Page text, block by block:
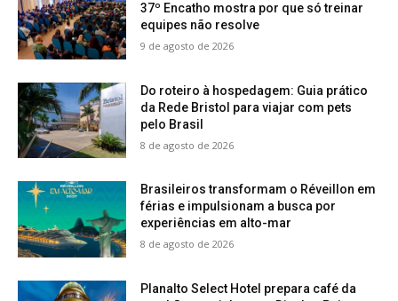
37º Encatho mostra por que só treinar
equipes não resolve
9 de agosto de 2026
Do roteiro à hospedagem: Guia prático
da Rede Bristol para viajar com pets
pelo Brasil
8 de agosto de 2026
Brasileiros transformam o Réveillon em
férias e impulsionam a busca por
experiências em alto-mar
8 de agosto de 2026
Planalto Select Hotel prepara café da